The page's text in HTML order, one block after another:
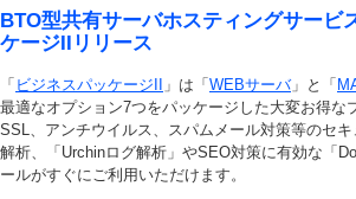
BTO型共有サーバホスティングサー
ケージIIリリース
「 ビジネスパッケージII 」は「 WEBサーバ」と「
最適なオプション7つをパッケージした大変お得な
SSL、アンチウイルス、スパムメール対策等のセ
解析、「Urchinログ解析」やSEO対策に有効な「
ールがすぐにご利用いただけます。